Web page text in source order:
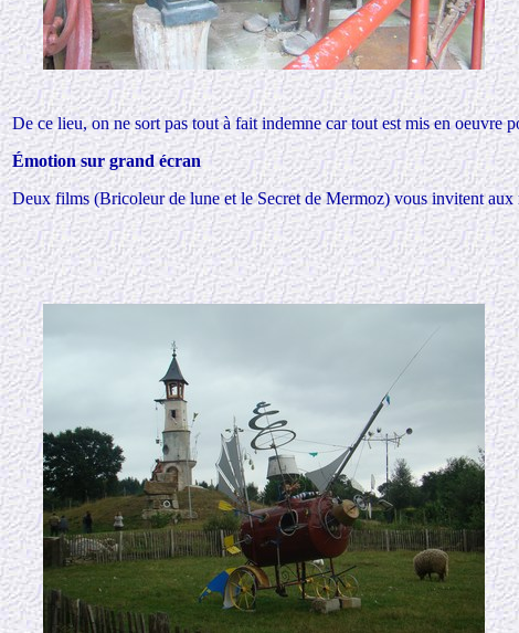
De ce lieu, on ne sort pas tout à fait indemne car tout est mis en oeuvre
Émotion sur grand écran
Deux films (Bricoleur de lune et le Secret de Mermoz) vous invitent aux